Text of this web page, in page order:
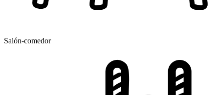
Salón-comedor